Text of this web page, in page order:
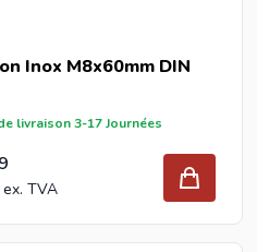
Inox M8x60mm DIN
livraison 3-17 Journées